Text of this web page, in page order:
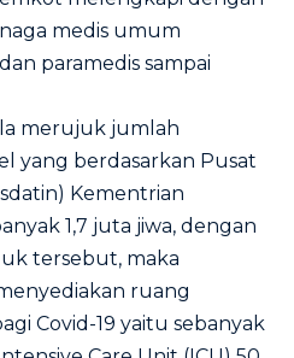
medis umum
paramedis sampai
merujuk jumlah
yang berdasarkan Pusat
Kementrian
1,7 juta jiwa, dengan
tersebut, maka
ruang
Covid-19 yaitu sebanyak